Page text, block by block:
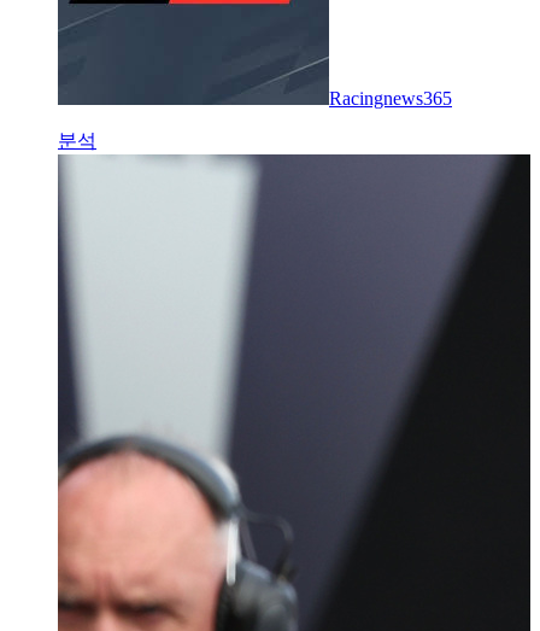
Racingnews365
분석